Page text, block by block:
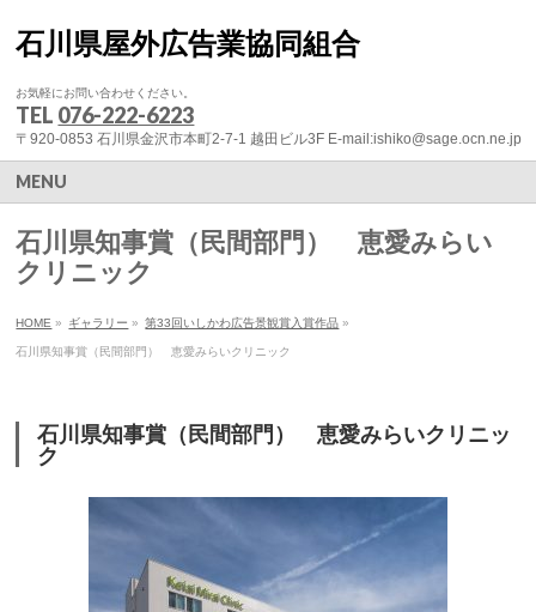
石川県屋外広告業協同組合
お気軽にお問い合わせください。
TEL 076-222-6223
〒920-0853 石川県金沢市本町2-7-1 越田ビル3F E-mail:ishiko@sage.ocn.ne.jp
MENU
石川県知事賞（民間部門） 恵愛みらい
クリニック
HOME » ギャラリー » 第33回いしかわ広告景観賞入賞作品 »
石川県知事賞（民間部門） 恵愛みらいクリニック
石川県知事賞（民間部門） 恵愛みらいクリニッ
ク